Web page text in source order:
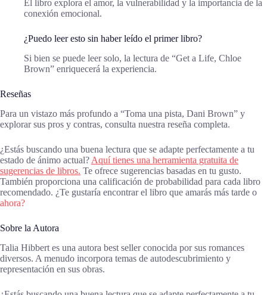
El libro explora el amor, la vulnerabilidad y la importancia de la
conexión emocional.
¿Puedo leer esto sin haber leído el primer libro?
Si bien se puede leer solo, la lectura de “Get a Life, Chloe
Brown” enriquecerá la experiencia.
Reseñas
Para un vistazo más profundo a “Toma una pista, Dani Brown” y
explorar sus pros y contras, consulta nuestra reseña completa.
¿Estás buscando una buena lectura que se adapte perfectamente a tu
estado de ánimo actual? Aquí tienes una herramienta gratuita de
sugerencias de libros. Te ofrece sugerencias basadas en tu gusto.
También proporciona una calificación de probabilidad para cada libro
recomendado. ¿Te gustaría encontrar el libro que amarás más tarde o
ahora?
Sobre la Autora
Talia Hibbert es una autora best seller conocida por sus romances
diversos. A menudo incorpora temas de autodescubrimiento y
representación en sus obras.